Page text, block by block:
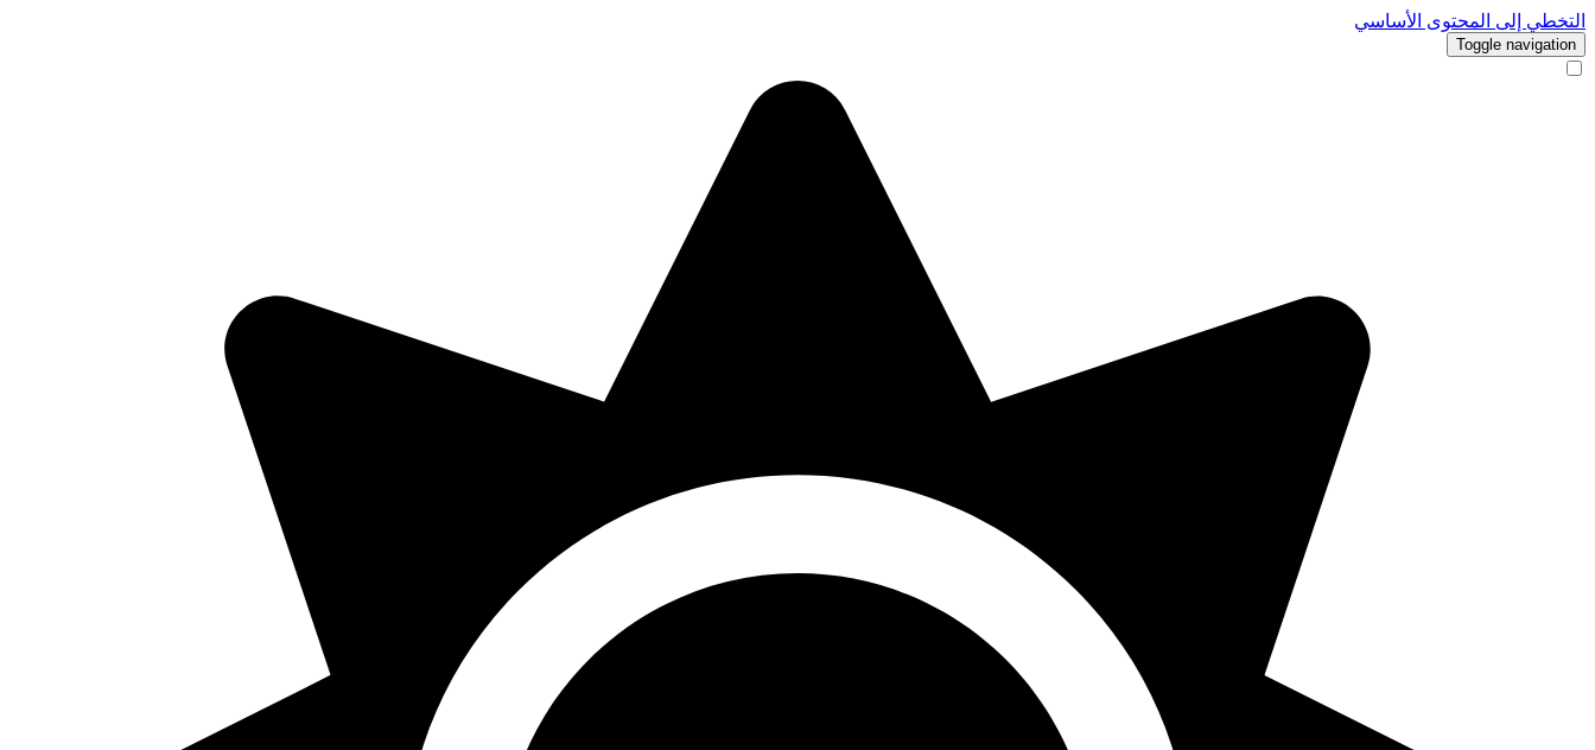
التخطي إلى المحتوى الأساسي
Toggle navigation